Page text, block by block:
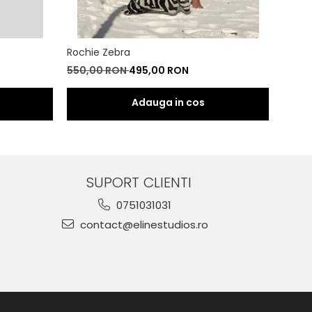
Rochie Zebra
550,00 RON495,00 RON
SUPORT CLIENTI
0751031031
contact@elinestudios.ro